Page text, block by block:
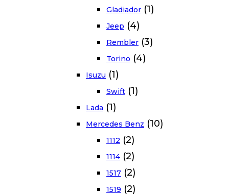
Gladiador (1)
Jeep (4)
Rembler (3)
Torino (4)
Isuzu (1)
Swift (1)
Lada (1)
Mercedes Benz (10)
1112 (2)
1114 (2)
1517 (2)
1519 (2)